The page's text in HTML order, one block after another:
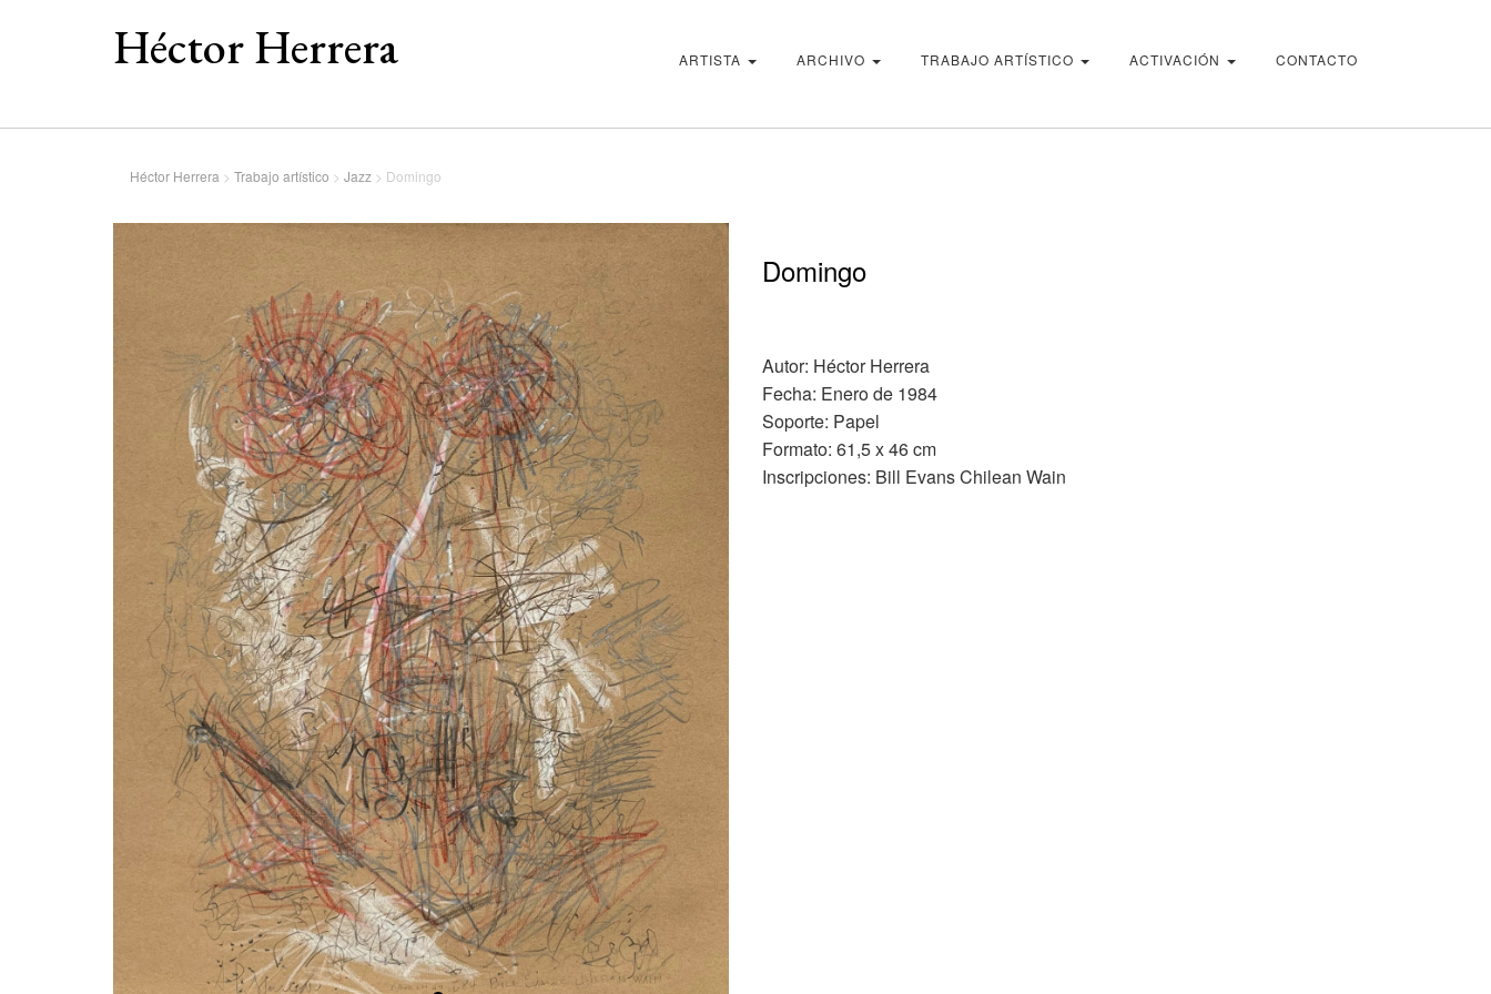
Héctor Herrera ARTISTA ARCHIVO TRABAJO ARTÍSTICO ACTIVACIÓN CONTACTO
Héctor Herrera > Trabajo artístico > Jazz > Domingo
Domingo
Autor: Héctor Herrera
Fecha: Enero de 1984
Soporte: Papel
Formato: 61,5 x 46 cm
Inscripciones: Bill Evans Chilean Wain